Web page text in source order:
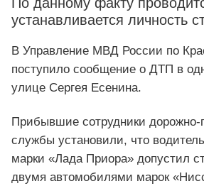
устанавливается личность
В Управление МВД России по
поступило сообщение о ДТП в
улице Сергея Есенина.
Прибывшие сотрудники дорожно-
службы установили, что
марки «Лада Приора» допустил
двумя автомобилями марок